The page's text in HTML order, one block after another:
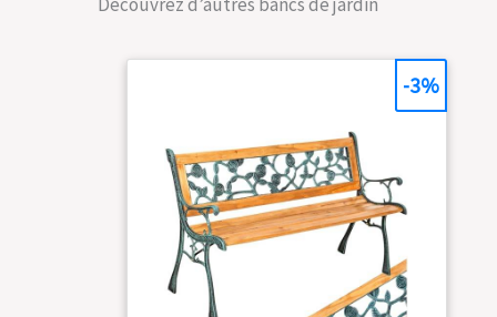
dimensions HlP: env.
90x 127,5x 63 Banc à
repos et profiter du
soleil; se détendre
avec un livre et une
tasse de t Banc de
balcon de grande
qualité et longue vie;
supporte env. 220 kg;
le banc est
-3%